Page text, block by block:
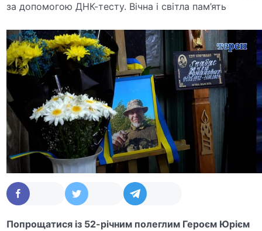
за допомогою ДНК-тесту. Вічна і світла пам’ять
Попрощатися із 52-річним полеглим Героєм Юрієм